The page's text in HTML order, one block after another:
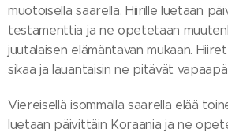
muotoisella saarella. Hiirille luetaan
testamenttia ja ne opetetaan
juutalaisen elämäntavan mukaan.
sikaa ja lauantaisin ne pitävät
Viereisellä isommalla saarella elää
luetaan päivittäin Koraania ja ne